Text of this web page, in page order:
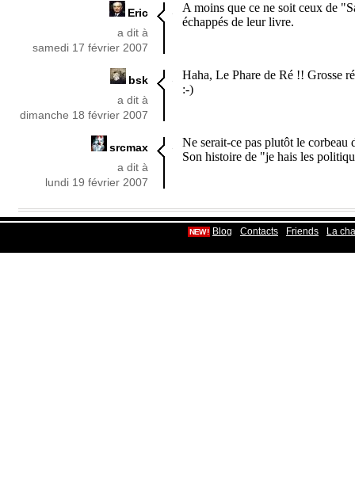
Eric
a dit à
samedi 17 février 2007
A moins que ce ne soit ceux de
échappés de leur livre.
bsk
a dit à
dimanche 18 février 2007
Haha, Le Phare de Ré !! Grosse
:-)
srcmax
a dit à
lundi 19 février 2007
Ne serait-ce pas plutôt le corbeau
Son histoire de "je hais les
NEW ! Blog Contacts Friends La